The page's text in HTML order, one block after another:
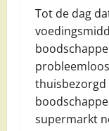
Tot de dag
probleemloos
thuisbezorgd
supermarkt